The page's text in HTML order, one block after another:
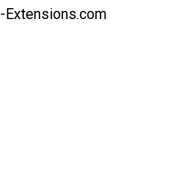
Extensions.com